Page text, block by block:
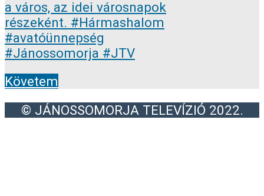
Követem
© JÁNOSSOMORJA TELEVÍZIÓ 2022.